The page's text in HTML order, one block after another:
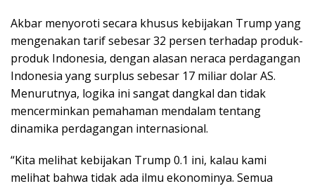
Akbar menyoroti secara khusus kebijakan Trump yang
mengenakan tarif sebesar 32 persen terhadap produk-
produk Indonesia, dengan alasan neraca perdagangan
Indonesia yang surplus sebesar 17 miliar dolar AS.
Menurutnya, logika ini sangat dangkal dan tidak
mencerminkan pemahaman mendalam tentang
dinamika perdagangan internasional.
“Kita melihat kebijakan Trump 0.1 ini, kalau kami
melihat bahwa tidak ada ilmu ekonominya. Semua